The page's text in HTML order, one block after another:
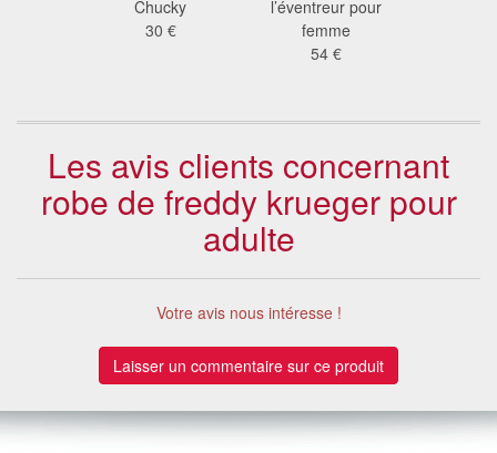
Chucky
30 €
l’éventreur pour
femme
54 €
Les avis clients concernant
robe de freddy krueger pour
adulte
Votre avis nous intéresse !
Laisser un commentaire sur ce produit